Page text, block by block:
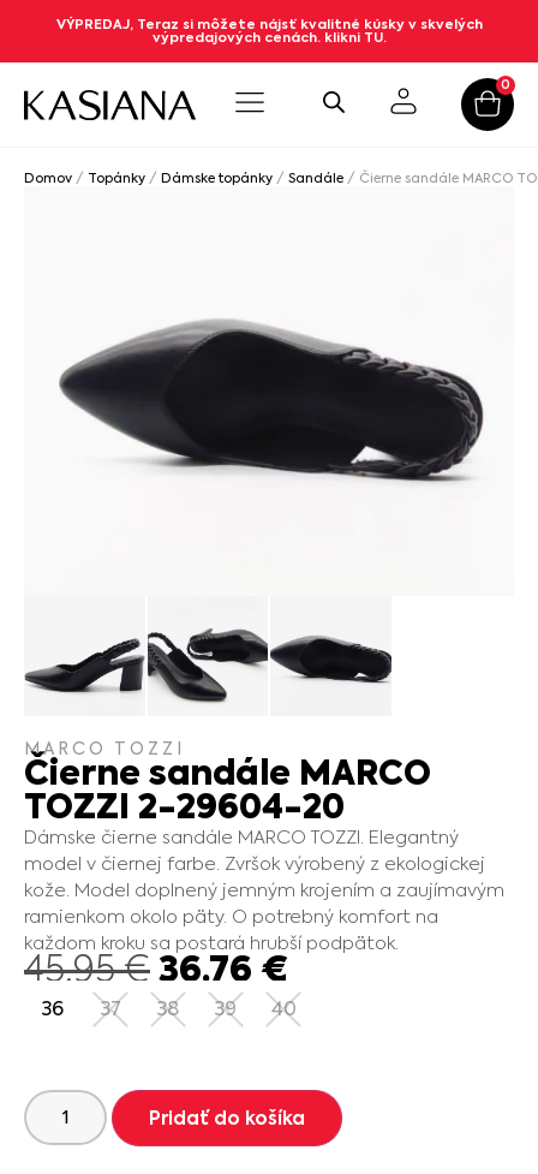
VÝPREDAJ, Teraz si môžete nájsť kvalitné kúsky v skvelých
výpredajových cenách. klikni TU.
0
Domov / Topánky / Dámske topánky / Sandále / Čierne sandále MARCO
MARCO TOZZI
Čierne sandále MARCO
TOZZI 2-29604-20
Dámske čierne sandále MARCO TOZZI. Elegantný
model v čiernej farbe. Zvršok výrobený z ekologickej
kože. Model doplnený jemným krojením a zaujímavým
ramienkom okolo päty. O potrebný komfort na
každom kroku sa postará hrubší podpätok.
45.95€36.76 €
36 37 38 39 40
Pridať do košíka